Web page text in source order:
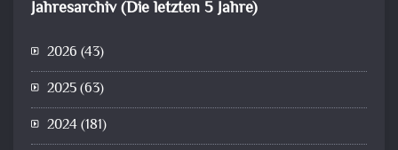
Jahresarchiv (Die letzten 5 Jahre)
2026 (43)
2025(63)
2024(181)